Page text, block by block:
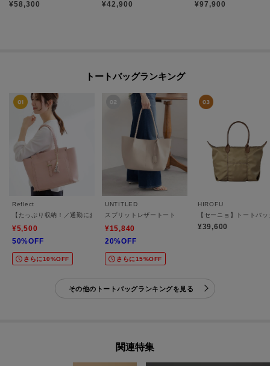
¥58,300 ¥42,900 ¥97,900
トートバッグランキング
Reflect
【たっぷり収納！／通勤におすすめ】’26春夏毎日バッグ
¥5,500
50%OFF
さらに10%OFF
UNTITLED
スプリットレザートート
¥15,840
20%OFF
さらに15%OFF
HIROFU
【セーニョ】トートバ
¥39,600
その他のトートバッグランキングを見る
関連特集